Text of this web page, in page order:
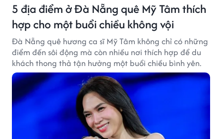
5 địa điểm ở Đà Nẵng quê Mỹ Tâm thích
hợp cho một buổi chiều không vội
Đà Nẵng quê hương ca sĩ Mỹ Tâm không chỉ có những
điểm đến sôi động mà còn nhiều nơi thích hợp để du
khách thong thả tận hưởng một buổi chiều bình yên.